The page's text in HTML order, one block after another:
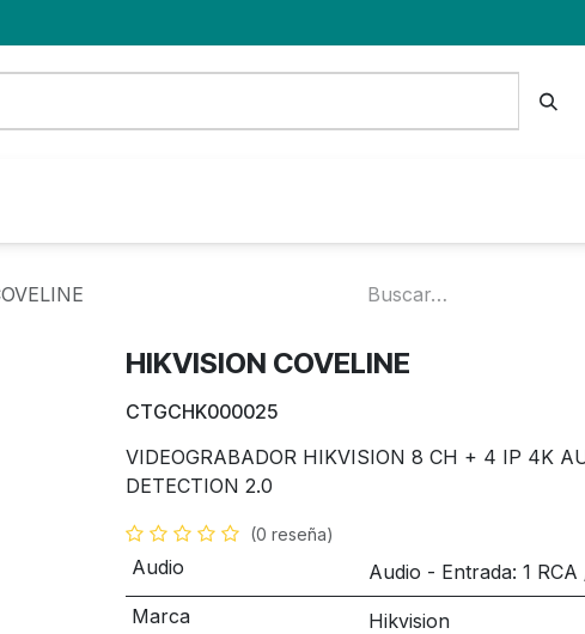
HIKVISION COVELINE
CTGCHK000025
VIDEOGRABADOR HIKVISION 8 CH + 4 IP 4K
DETECTION 2.0
(0 reseña)
Audio
Audio - Entrada: 1 RCA
Marca
Hikvision